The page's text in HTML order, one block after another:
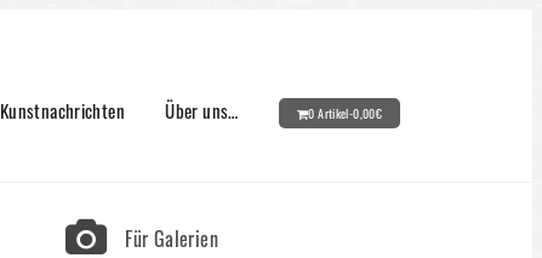
Kunstnachrichten Über uns… 0 Artikel-0,00€
Für Galerien